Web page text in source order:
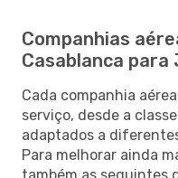
Companhias
Casablanca
Cada companhia
serviço, desde a
adaptados a
Para melhorar ainda